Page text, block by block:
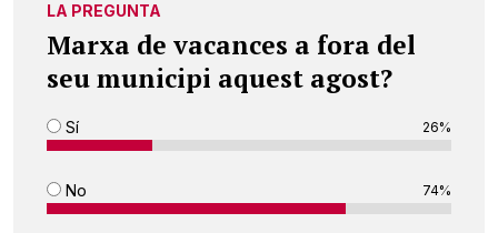
LA PREGUNTA
Marxa de vacances a fora del
seu municipi aquest agost?
Sí 26%
No 74%